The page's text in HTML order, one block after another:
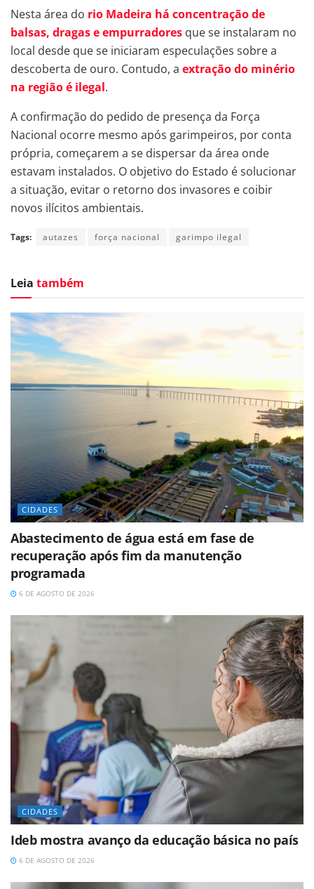
Nesta área do rio Madeira há concentração de
balsas, dragas e empurradores que se instalaram no
local desde que se iniciaram especulações sobre a
descoberta de ouro. Contudo, a extração do minério
na região é ilegal.
A confirmação do pedido de presença da Força
Nacional ocorre mesmo após garimpeiros, por conta
própria, começarem a se dispersar da área onde
estavam instalados. O objetivo do Estado é solucionar
a situação, evitar o retorno dos invasores e coibir
novos ilícitos ambientais.
Tags: autazes força nacional garimpo ilegal
Leia também
CIDADES
Abastecimento de água está em fase de
recuperação após fim da manutenção
programada
6 DE AGOSTO DE 2026
CIDADES
Ideb mostra avanço da educação básica no país
6 DE AGOSTO DE 2026